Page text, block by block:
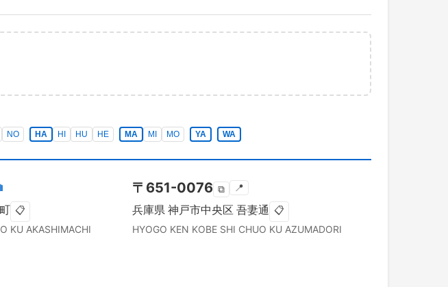
NO HA HI HU HE MA MI MO YA WA
📋
KU AKASHIMACHI
〒 651-0076 ⧉ 📍
兵庫県 神戸市中央区 吾妻通 📋
HYOGO KEN KOBE SHI CHUO KU AZUMADORI